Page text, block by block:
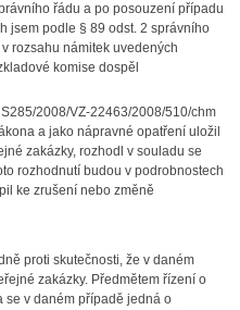
řádu a po posouzení případu
jsem podle § 89 odst. 2 správního
rozsahu námitek uvedených
komise dospěl
2008/VZ-22463/2008/510/chm
a jako nápravné opatření uložil
zakázky, rozhodl v souladu se
rozhodnutí budou v podrobnostech
ke zrušení nebo změně
proti skutečnosti, že v daném
zakázky. Předmětem řízení o
se v daném případě jedná o